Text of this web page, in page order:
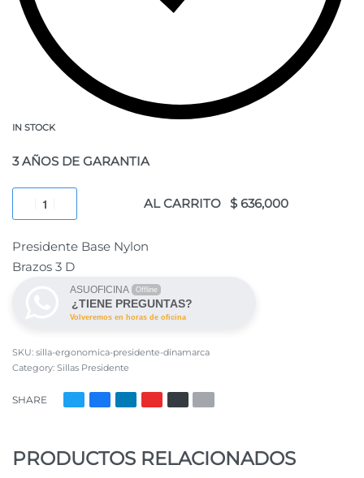
IN STOCK
3 AÑOS DE GARANTIA
AL CARRITO
Presidente Base Nylon
Brazos 3 D
ASUOFICINA Offline
¿TIENE PREGUNTAS?
Volveremos en horas de oficina
silla-ergonomica-presidente-dinamarca
Category: Sillas Presidente
SHARE
PRODUCTOS RELACIONADOS